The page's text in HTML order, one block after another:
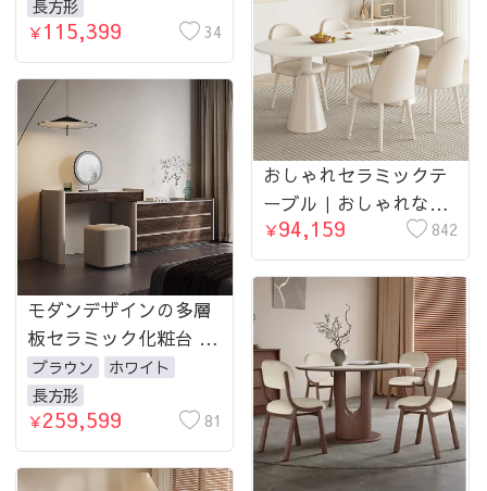
きコンソールテーブル
fhx-4575-makeuptable
長方形
￥115,399 34
おしゃれセラミックテ
ーブル｜おしゃれなイ
ンテリアに最適なデザ
イン家具 fmsf-2054-
table
￥94,159 842
モダンデザインの多層
板セラミック化粧台 -
スタイリッシュ・合成
皮革スツール付き収納
家具 fhx-4577-
makeuptable
ブラウン
ホワイト
長方形
￥259,599 81